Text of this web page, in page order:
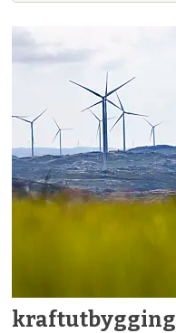
kraftutbygging